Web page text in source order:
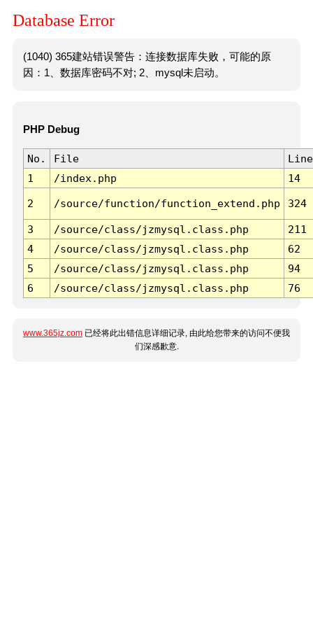
Database Error
(1040) 365建站错误警告：连接数据库失败，可能的原
因：1、数据库密码不对; 2、mysql未启动。
PHP Debug
No. File
Line
1
/index.php 14
2 /source/function/function_extend.php 324
3 /source/class/jzmysql.class.php
211
4
/source/class/jzmysql.class.php
62
5
/source/class/jzmysql.class.php
94
6
/source/class/jzmysql.class.php 76
www.365jz.com 已经将此出错信息详细记录, 由此给您带来的访问不便我
们深感歉意.